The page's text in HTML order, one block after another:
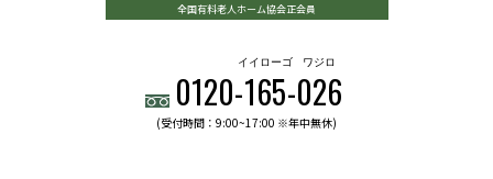
全国有料老人ホーム協会正会員
0120-165
イイローゴ
-026
ワジロ
(受付時間：9:00~17:00 ※年中無休)